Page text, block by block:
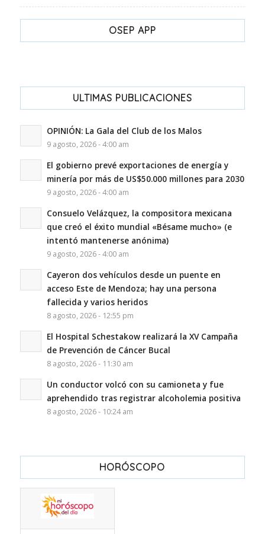
OSEP APP
ULTIMAS PUBLICACIONES
OPINIÓN: La Gala del Club de los Malos
9 agosto, 2026 - 4:00 am
El gobierno prevé exportaciones de energía y
minería por más de US$50.000 millones para 2030
9 agosto, 2026 - 4:00 am
Consuelo Velázquez, la compositora mexicana
que creó el éxito mundial «Bésame mucho» (e
intentó mantenerse anónima)
9 agosto, 2026 - 4:00 am
Cayeron dos vehículos desde un puente en
acceso Este de Mendoza; hay una persona
fallecida y varios heridos
8 agosto, 2026 - 12:55 pm
El Hospital Schestakow realizará la XV Campaña
de Prevención de Cáncer Bucal
8 agosto, 2026 - 11:30 am
Un conductor volcó con su camioneta y fue
aprehendido tras registrar alcoholemia positiva
8 agosto, 2026 - 10:24 am
HORÓSCOPO